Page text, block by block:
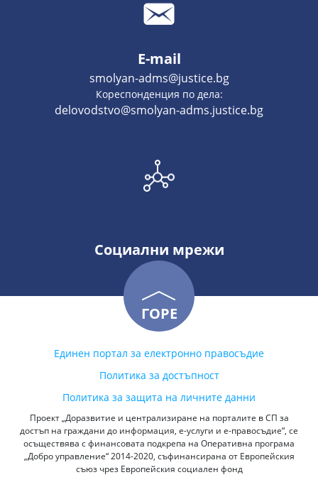
E-mail
smolyan-adms@justice.bg
Кореспонденция по дела:
delovodstvo@smolyan-adms.justice.bg
Социални мрежи
ГОРЕ
Единен портал за електронно правосъдие
Политика за достъпност
Политика за защита на личните данни
Проект „Доразвитие и централизиране на порталите в СП за
достъп на граждани до информация, е-услуги и е-правосъдие“, се
осъществява с финансовата подкрепа на Оперативна програма
„Добро управление“ 2014-2020, съфинансирана от Европейския
съюз чрез Европейския социален фонд